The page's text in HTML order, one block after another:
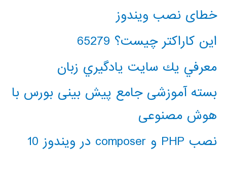
خطای نصب ویندوز
این کاراکتر چیست؟ 65279
معرفي يك سايت يادگيري زبان
بسته آموزشی جامع پیش بینی بورس با
هوش مصنوعی
نصب PHP و composer در ویندوز 10